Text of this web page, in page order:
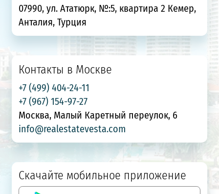
07990, ул. Ататюрк, №:5, квартира 2 Кемер,
Анталия, Турция
Контакты в Москве
+7 (499) 404-24-11
+7 (967) 154-97-27
Москва, Малый Каретный переулок, 6
info@realestatevesta.com
Скачайте мобильное приложение